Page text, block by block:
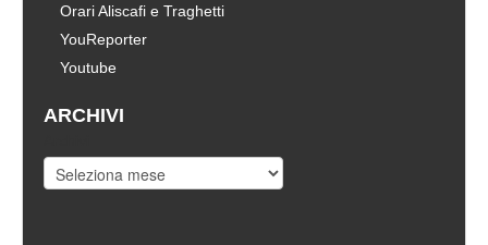
Orari Aliscafi e Traghetti
YouReporter
Youtube
ARCHIVI